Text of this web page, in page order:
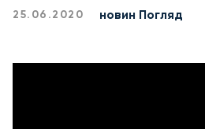
25.06.2020 новин Погляд